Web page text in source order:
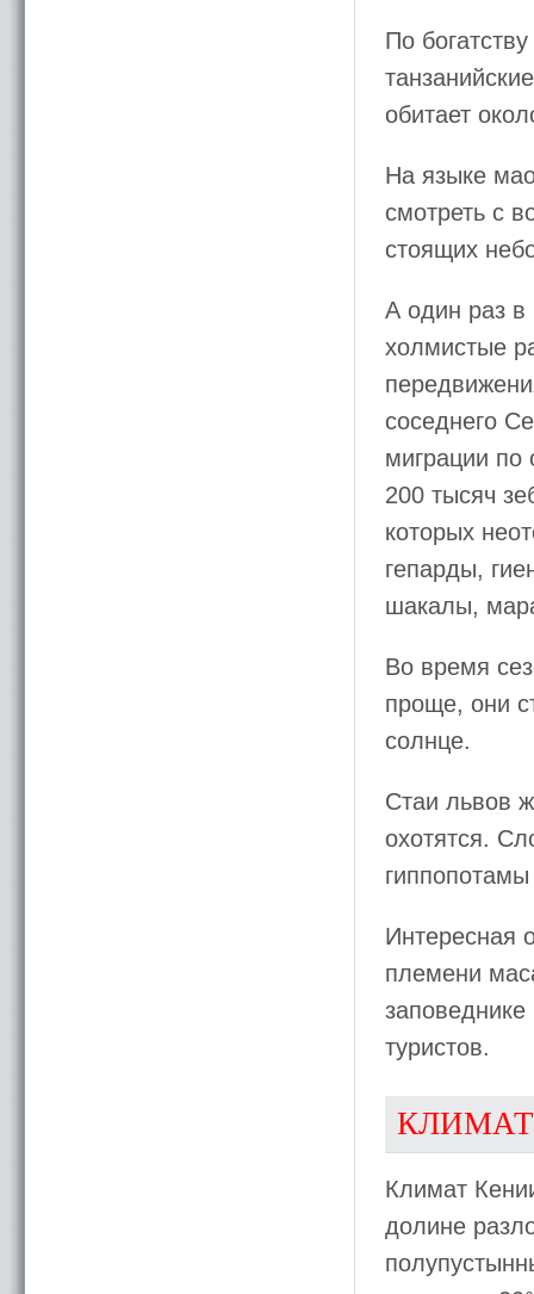
По
обитает
На языке
смотреть с
стоящих
А один раз в
холмистые
соседнего
миграции по
200 тысяч
которых
гепарды,
шакалы,
Во время
проще, они
солнце.
Стаи львов
охотятся.
Интересная
племени
туристов.
КЛИМАТ
Климат
долине